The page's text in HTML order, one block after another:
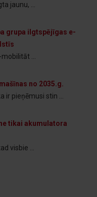
jaunu, ...
grupa ilgtspējīgas e-
...
no 2035.g.
ir pieņēmusi stin ...
tikai akumulatora
visbie ...